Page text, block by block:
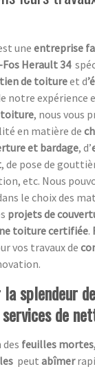
une entreprise
Herault 34
de toitureet d
notre expérience
toiture, nous vous
en matière de
et bardage, d’
, de pose de
etc. Nous
le choix des
projets de
toiture certifiée.
vos travaux de
la splendeur
de
des feuilles
peut abîmer